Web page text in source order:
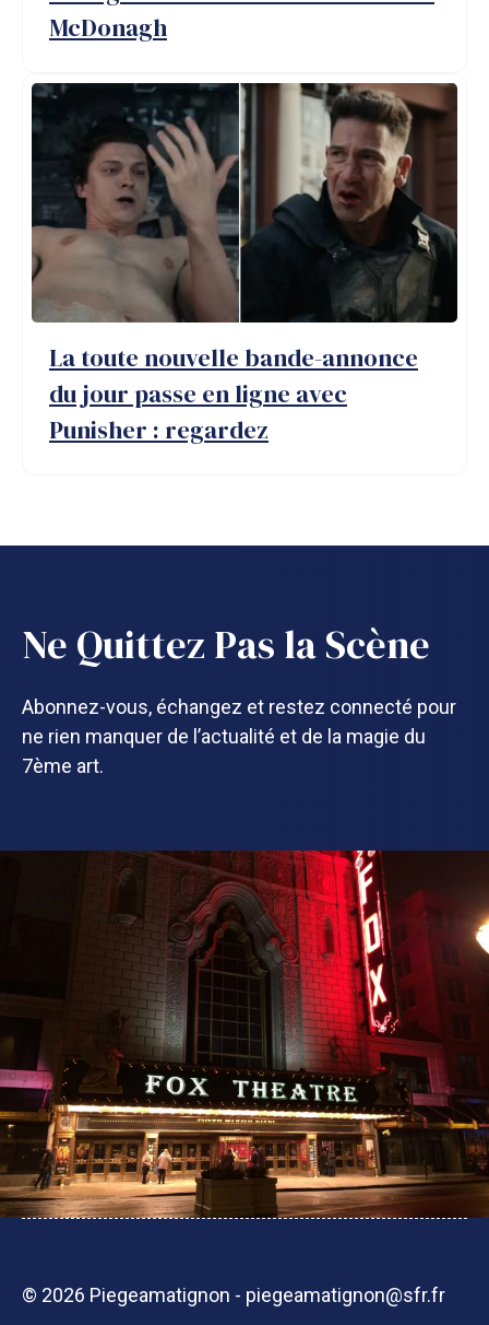
McDonagh
La toute nouvelle bande-annonce
du jour passe en ligne avec
Punisher : regardez
Ne Quittez Pas la Scène
Abonnez-vous, échangez et restez connecté pour
ne rien manquer de l’actualité et de la magie du
7ème art.
© 2026 Piegeamatignon - piegeamatignon@sfr.fr